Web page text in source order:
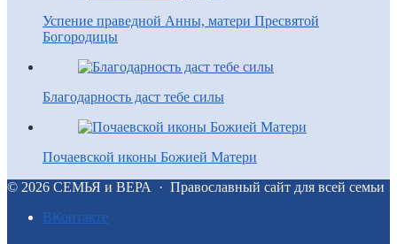
Успение праведной Анны, матери Пресвятой
Богородицы
Благодарность даст тебе силы
Почаевской иконы Божией Матери
© 2026 СЕМЬЯ и ВЕРА · Православный сайт для всей семьи
BКонтакте